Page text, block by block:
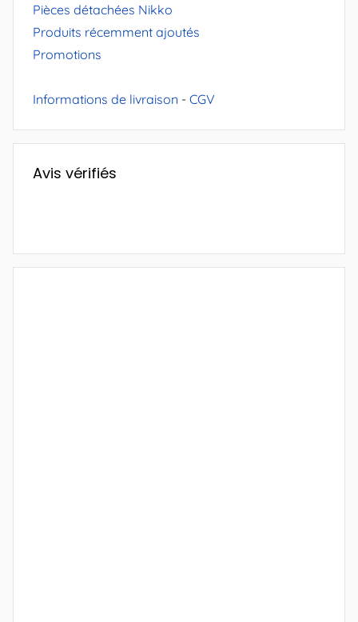
Pièces détachées Nikko
Produits récemment ajoutés
Promotions
Informations de livraison - CGV
Avis vérifiés